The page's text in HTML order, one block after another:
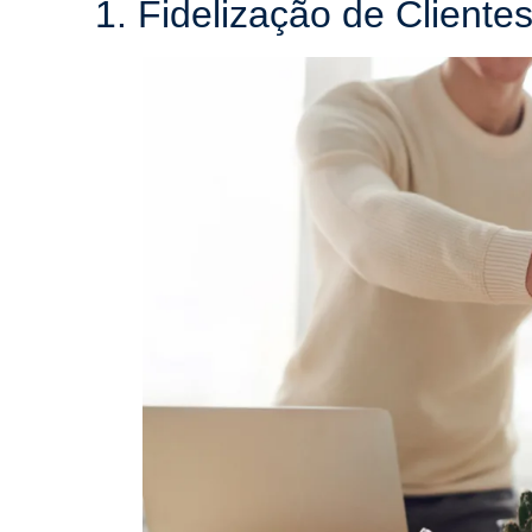
1. Fidelização de Clientes